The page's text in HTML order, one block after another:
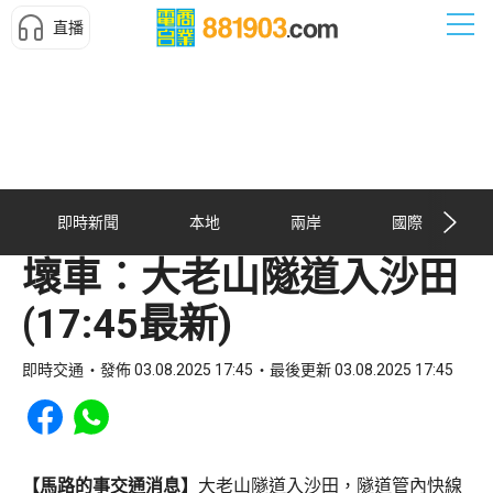
直播
即時新聞 本地 兩岸 國際
壞車︰大老山隧道入沙田
(17:45最新)
即時交通 發佈 03.08.2025 17:45 最後更新 03.08.2025 17:45
Share to Facebook
Share to WhatsApp
【馬路的事交通消息】 大老山隧道入沙田，隧道管內快線